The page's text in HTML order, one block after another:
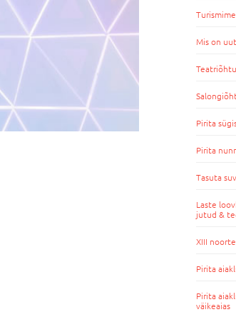
Mis on
Pirita
Pirita
Tasuta
Laste
jutud &
XIII
Pirita
Pirita
väikeaias